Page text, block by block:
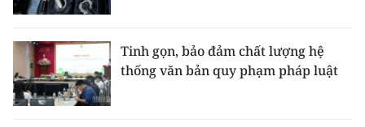
Tinh gọn, bảo đảm chất lượng hệ
thống văn bản quy phạm pháp luật